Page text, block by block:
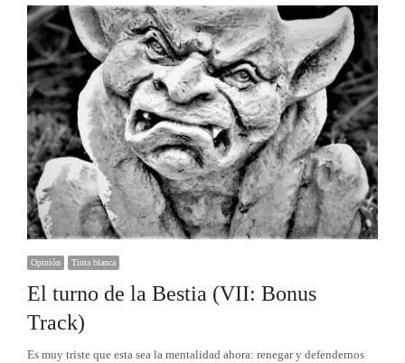
Opinión Tinta blanca
El turno de la Bestia (VII: Bonus
Track)
Es muy triste que esta sea la mentalidad ahora: renegar y defendernos